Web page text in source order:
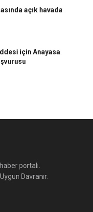
açık havada
için Anayasa
portalı.
Davranır.